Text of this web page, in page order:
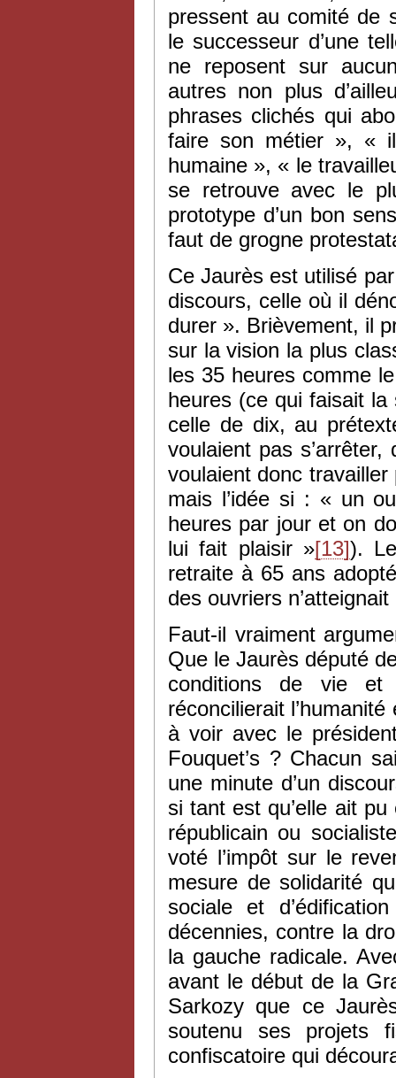
pressent au comité de
le successeur d’une
ne reposent sur
autres non plus
phrases clichés qui
faire son métier », «
humaine », « le
se retrouve avec le
prototype d’un bon
faut de grogne
Ce Jaurès est utilisé
discours, celle où il
durer ». Brièvement, il
sur la vision la plus
les 35 heures comme
heures (ce qui faisait
celle de dix, au
voulaient pas
voulaient donc travailler
mais l’idée si : « un
heures par jour et on
lui fait plaisir »[13]).
retraite à 65 ans
des ouvriers
Faut-il vraiment
Que le Jaurès député
conditions de vie
réconcilierait
à voir avec le
Fouquet’s ? Chacun
une minute d’un
si tant est qu’elle ait
républicain ou
voté l’impôt sur le
mesure de solidarité
sociale et
décennies, contre la
la gauche radicale.
avant le début de la
Sarkozy que ce
soutenu ses projets
confiscatoire qui